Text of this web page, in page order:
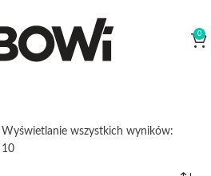
0
Wyświetlanie wszystkich wyników:
10